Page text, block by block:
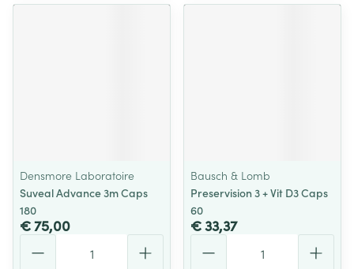
Densmore Laboratoire
Suveal Advance 3m Caps
180
€ 75,00
Bausch & Lomb
Preservision 3 + Vit D3 Caps
60
€ 33,37